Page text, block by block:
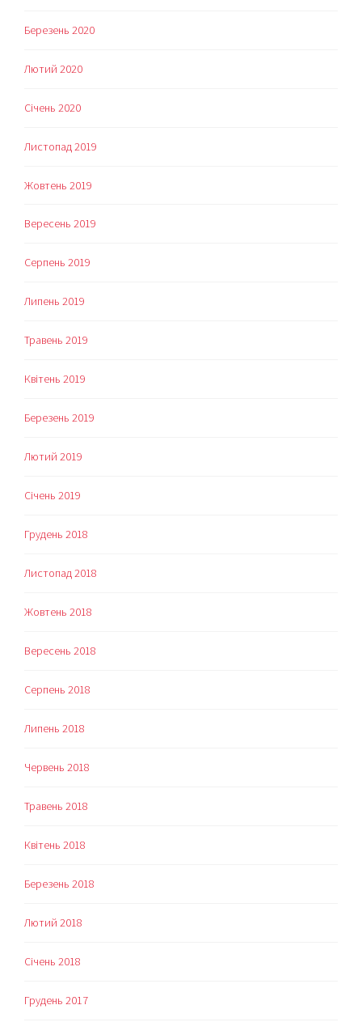
Березень 2020
Лютий 2020
Січень 2020
Листопад 2019
Жовтень 2019
Вересень 2019
Серпень 2019
Липень 2019
Травень 2019
Квітень 2019
Березень 2019
Лютий 2019
Січень 2019
Грудень 2018
Листопад 2018
Жовтень 2018
Вересень 2018
Серпень 2018
Липень 2018
Червень 2018
Травень 2018
Квітень 2018
Березень 2018
Лютий 2018
Січень 2018
Грудень 2017